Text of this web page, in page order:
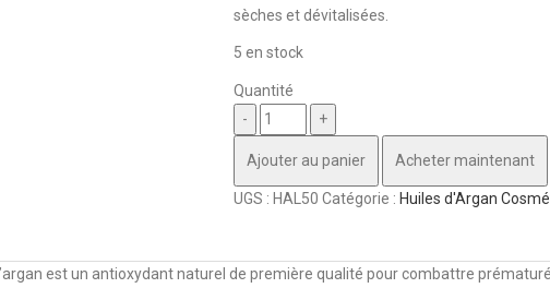
sèches et dévitalisées.
5 en stock
Quantité
Quantité
Ajouter au panier Acheter maintenant
UGS : HAL50 Catégorie : Huiles d'Argan
est un antioxydant naturel de première qualité pour combattre